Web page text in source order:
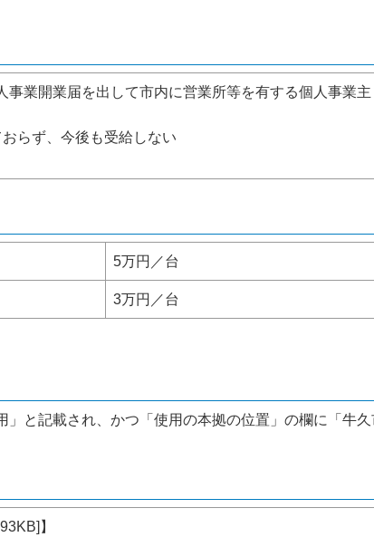
業開業届を出して市内に営業所等を有する個人事業主
らず、今後も受給しない
5万円／台
3万円／台
と記載され、かつ「使用の本拠の位置」の欄に「牛
】